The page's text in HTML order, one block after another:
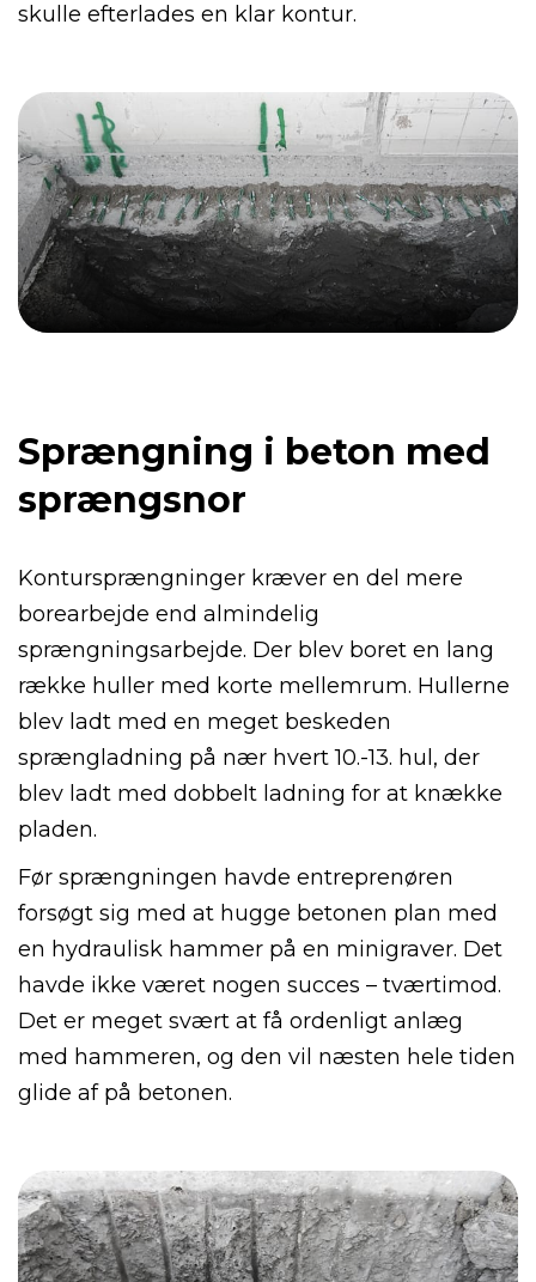
skulle efterlades en klar kontur.
Sprængning i beton med
sprængsnor
Kontursprængninger kræver en del mere
borearbejde end almindelig
sprængningsarbejde. Der blev boret en lang
række huller med korte mellemrum. Hullerne
blev ladt med en meget beskeden
sprængladning på nær hvert 10.-13. hul, der
blev ladt med dobbelt ladning for at knække
pladen.
Før sprængningen havde entreprenøren
forsøgt sig med at hugge betonen plan med
en hydraulisk hammer på en minigraver. Det
havde ikke været nogen succes – tværtimod.
Det er meget svært at få ordenligt anlæg
med hammeren, og den vil næsten hele tiden
glide af på betonen.